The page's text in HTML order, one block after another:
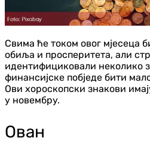
Свима ће током овог мјесеца
обиља и просперитета, али
идентифициковали неколико
финансијске побједе бити
Ови хороскопски знакови
у новембру.
Ован